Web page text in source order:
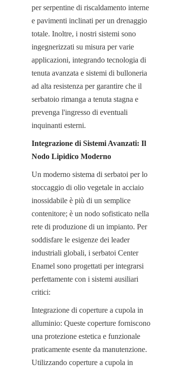
per serpentine di riscaldamento interne
e pavimenti inclinati per un drenaggio
totale. Inoltre, i nostri sistemi sono
ingegnerizzati su misura per varie
applicazioni, integrando tecnologia di
tenuta avanzata e sistemi di bulloneria
ad alta resistenza per garantire che il
serbatoio rimanga a tenuta stagna e
prevenga l'ingresso di eventuali
inquinanti esterni.
Integrazione di Sistemi Avanzati: Il
Nodo Lipidico Moderno
Un moderno sistema di serbatoi per lo
stoccaggio di olio vegetale in acciaio
inossidabile è più di un semplice
contenitore; è un nodo sofisticato nella
rete di produzione di un impianto. Per
soddisfare le esigenze dei leader
industriali globali, i serbatoi Center
Enamel sono progettati per integrarsi
perfettamente con i sistemi ausiliari
critici:
Integrazione di coperture a cupola in
alluminio: Queste coperture forniscono
una protezione estetica e funzionale
praticamente esente da manutenzione.
Utilizzando coperture a cupola in